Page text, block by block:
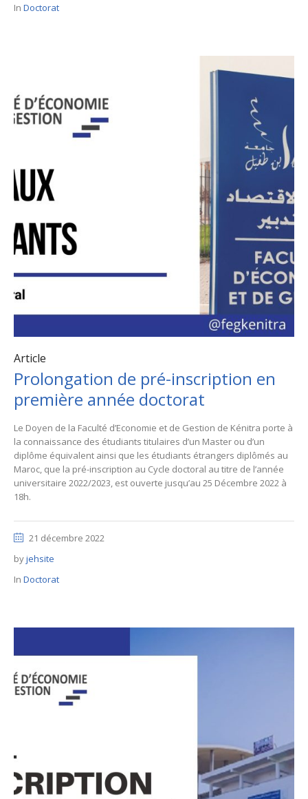
In Doctorat
Article
Prolongation de pré-inscription en
première année doctorat
Le Doyen de la Faculté d’Economie et de Gestion de Kénitra porte à
la connaissance des étudiants titulaires d’un Master ou d’un
diplôme équivalent ainsi que les étudiants étrangers diplômés au
Maroc, que la pré-inscription au Cycle doctoral au titre de l’année
universitaire 2022/2023, est ouverte jusqu’au 25 Décembre 2022 à
18h.
21 décembre 2022
byjehsite
In Doctorat